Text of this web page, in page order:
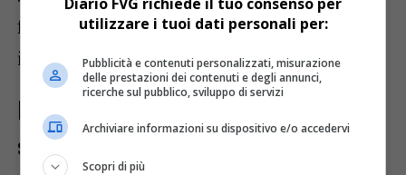
favorevoli per chi sceglie di lavorare e
investire in Friuli-Venezia Giulia.
Focus su Stem e alta
specializzazione
utilizzare i tuoi dati personali per:
Pubblicità e contenuti personalizzati, misurazione
delle prestazioni dei contenuti e degli annunci,
ricerche sul pubblico, sviluppo di servizi
Archiviare informazioni su dispositivo e/o accedervi
Scopri di più